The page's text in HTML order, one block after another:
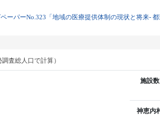
ーパーNo.323「地域の医療提供体制の現状と将来-
査総人口で計算）
施設数
神恵内